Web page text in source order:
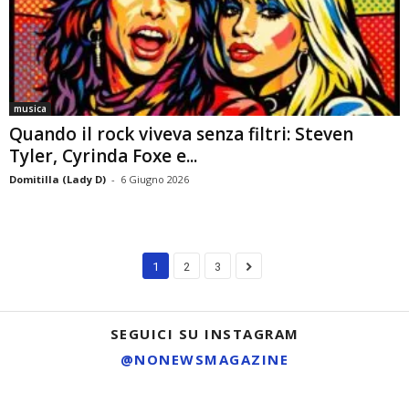
musica
Quando il rock viveva senza filtri: Steven
Tyler, Cyrinda Foxe e...
Domitilla (Lady D) - 6 Giugno 2026
1 2 3
SEGUICI SU INSTAGRAM
@NONEWSMAGAZINE